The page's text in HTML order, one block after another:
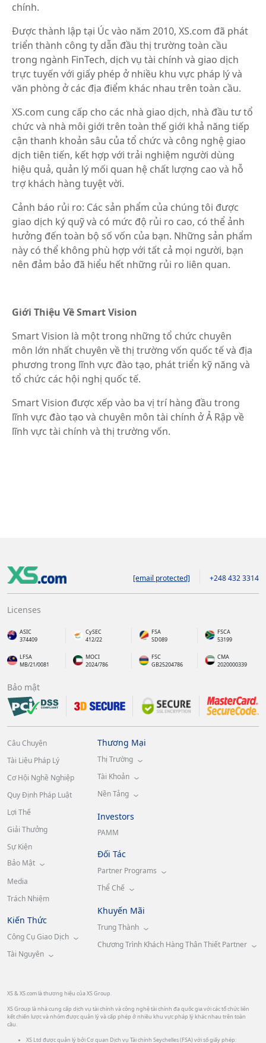
chính.
Được thành lập tại Úc vào năm 2010, XS.com đã phát
triển thành công ty dẫn đầu thị trường toàn cầu
trong ngành FinTech, dịch vụ tài chính và giao dịch
trực tuyến với giấy phép ở nhiều khu vực pháp lý và
văn phòng ở các địa điểm khác nhau trên toàn cầu.
XS.com cung cấp cho các nhà giao dịch, nhà đầu tư tổ
chức và nhà môi giới trên toàn thế giới khả năng tiếp
cận thanh khoản sâu của tổ chức và công nghệ giao
dịch tiên tiến, kết hợp với trải nghiệm người dùng
hiệu quả, quản lý mối quan hệ chất lượng cao và hỗ
trợ khách hàng tuyệt vời.
Cảnh báo rủi ro: Các sản phẩm của chúng tôi được
giao dịch ký quỹ và có mức độ rủi ro cao, có thể ảnh
hưởng đến toàn bộ số vốn của bạn. Những sản phẩm
này có thể không phù hợp với tất cả mọi người, bạn
nên đảm bảo đã hiểu hết những rủi ro liên quan.
Giới Thiệu Về Smart Vision
Smart Vision là một trong những tổ chức chuyên
môn lớn nhất chuyên về thị trường vốn quốc tế và địa
phương trong lĩnh vực đào tạo, phát triển kỹ năng và
tổ chức các hội nghị quốc tế.
Smart Vision được xếp vào ba vị trí hàng đầu trong
lĩnh vực đào tạo và chuyên môn tài chính ở Ả Rập về
lĩnh vực tài chính và thị trường vốn.
[email protected] +248 432 3314
Licenses
ASIC
374409
CySEC
412/22
FSA
SD089
FSCA
53199
LFSA
MB/21/0081
MOCI
2024/786
FSC
GB25204786
CMA
2020000339
Bảo mật
Câu Chuyện
Tài Liệu Pháp Lý
Cơ Hội Nghề Nghiệp
Quy Định Pháp Luật
Lợi Thế
Giải Thưởng
Sự Kiện
Bảo Mật
Media
Trách Nhiệm
Kiến Thức
Công Cụ Giao Dịch
Tài Nguyên
Thương Mại
Thị Trường
Tài Khoản
Nền Tảng
Investors
PAMM
Đối Tác
Partner Programs
Thể Chế
Khuyến Mãi
Trung Thành
Chương Trình Khách Hàng Thân Thiết Partner
XS & XS.com là thương hiệu của XS Group.
XS Group là nhà cung cấp dịch vụ tài chính và công nghệ tài chính đa quốc gia với các tổ chức liên
kết chiến lược và nhóm được quản lý và cấp phép ở nhiều khu vực pháp lý khác nhau trên toàn
cầu.
XS Ltd được quản lý bởi Cơ quan Dịch vụ Tài chính Seychelles (FSA) với số giấy phép: